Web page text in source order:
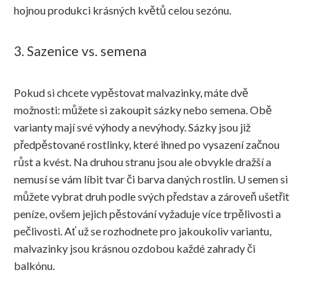
hojnou produkci krásných květů celou sezónu.
3. Sazenice vs. semena
Pokud si chcete vypěstovat malvazinky, máte dvě
možnosti: můžete si zakoupit sázky nebo semena. Obě
varianty mají své výhody a nevýhody. Sázky jsou již
předpěstované rostlinky, které ihned po vysazení začnou
růst a kvést. Na druhou stranu jsou ale obvykle dražší a
nemusí se vám líbit tvar či barva daných rostlin. U semen si
můžete vybrat druh podle svých představ a zároveň ušetřit
peníze, ovšem jejich pěstování vyžaduje více trpělivosti a
pečlivosti. Ať už se rozhodnete pro jakoukoliv variantu,
malvazinky jsou krásnou ozdobou každé zahrady či
balkónu.